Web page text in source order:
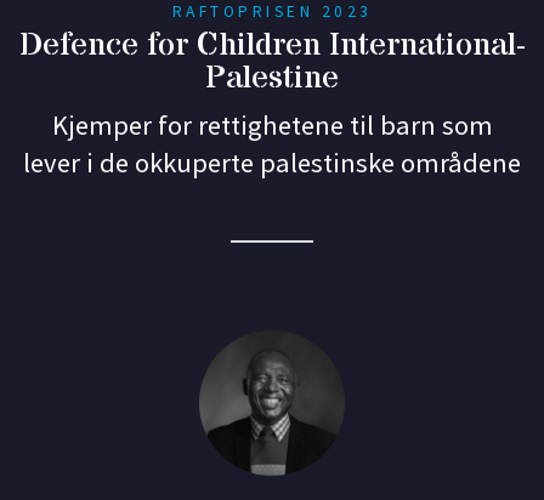
RAFTOPRISEN 2023
Defence for Children International-
Palestine
Kjemper for rettighetene til barn som
lever i de okkuperte palestinske områdene